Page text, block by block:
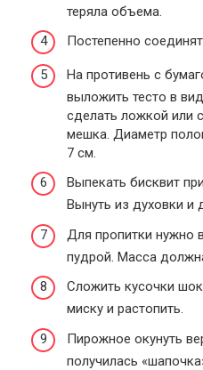
теряла объема.
Постепенно
На противень с
выложить тесто в
сделать ложкой или
мешка. Диаметр
7 см.
Выпекать бисквит
Вынуть из духовки и
Для пропитки нужно
пудрой. Масса
Сложить кусочки
миску и растопить.
Пирожное окунуть
получилась